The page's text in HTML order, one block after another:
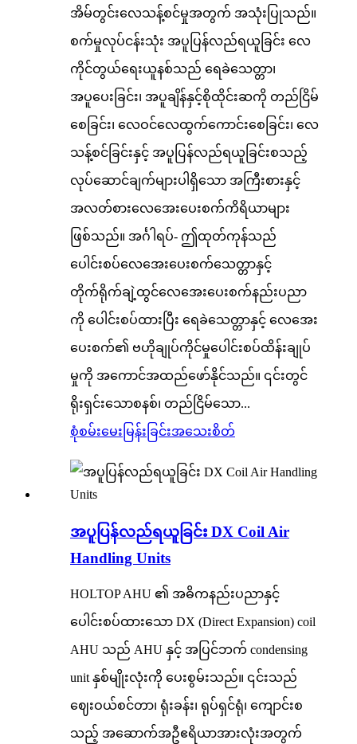
အိမ်တွင်းလေသန့်စင်မှုအတွက် အသုံးပြုသည်။
စက်မှုလုပ်ငန်းသုံး အပူပြန်လည်ရယူခြင်း လေ
ကိုင်တွယ်ရေးယူနစ်သည် ရေခဲသေတ္တာ၊
အပူပေးခြင်း၊ အပူချိန်နှင့်စိုထိုင်းဆကို တည်ငြိမ်
စေခြင်း၊ လေဝင်လေထွက်ကောင်းစေခြင်း၊ လေ
သန့်စင်ခြင်းနှင့် အပူပြန်လည်ရယူခြင်းစသည့်
လုပ်ဆောင်ချက်များပါရှိသော အကြီးစားနှင့်
အလတ်စားလေအေးပေးစက်ကိရိယာများ
ဖြစ်သည်။ အင်္ဂါရပ်- ဤထုတ်ကုန်သည်
ပေါင်းစပ်လေအေးပေးစက်သေတ္တာနှင့်
တိုက်ရိုက်ချဲ့ထွင်လေအေးပေးစက်နည်းပညာ
ကို ပေါင်းစပ်ထားပြီး ရေခဲသေတ္တာနှင့် လေအေး
ပေးစက်၏ ဗဟိုချုပ်ကိုင်မှုပေါင်းစပ်ထိန်းချုပ်
မှုကို အကောင်အထည်ဖော်နိုင်သည်။ ၎င်းတွင်
ရိုးရှင်းသောစနစ်၊ တည်ငြိမ်သော...
စုံစမ်းမေးမြန်းခြင်းအသေးစိတ်
အပူပြန်လည်ရယူခြင်း DX Coil Air
Handling Units
HOLTOP AHU ၏ အဓိကနည်းပညာနှင့်
ပေါင်းစပ်ထားသော DX (Direct Expansion) coil
AHU သည် AHU နှင့် အပြင်ဘက် condensing
unit နှစ်မျိုးလုံးကို ပေးစွမ်းသည်။ ၎င်းသည်
ဈေးဝယ်စင်တာ၊ ရုံးခန်း၊ ရုပ်ရှင်ရုံ၊ ကျောင်းစ
သည့် အဆောက်အဦဧရိယာအားလုံးအတွက်